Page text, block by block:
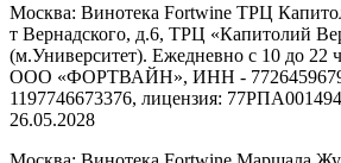
Москва: Винотека Fortwine ТРЦ
т Вернадского, д.6, ТРЦ «Капитолий
(м.Университет). Ежедневно с 10 до 22
ООО «ФОРТВАЙН», ИНН -
1197746673376, лицензия:
26.05.2028